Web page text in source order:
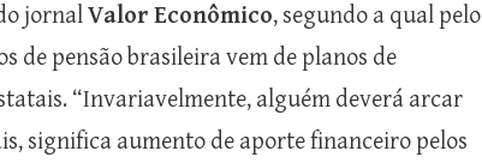
jornalValor Econômico, segundo a qual pelo
de pensão brasileira vem de planos de
“Invariavelmente, alguém deverá arcar
significa aumento de aporte financeiro pelos